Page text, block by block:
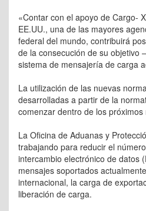
«Contar con el apoyo de Cargo-
EE.UU., una de las mayores
federal del mundo, contribuirá
de la consecución de su objetivo
sistema de mensajería de carga
La utilización de las nuevas
desarrolladas a partir de la
comenzar dentro de los próximos
La Oficina de Aduanas y
trabajando para reducir el
intercambio electrónico de datos
mensajes soportados
internacional, la carga de
liberación de carga.